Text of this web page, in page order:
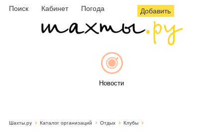
Поиск Кабинет Погода Добавить
Новости
Шахты.ру Каталог организаций Отдых Клубы